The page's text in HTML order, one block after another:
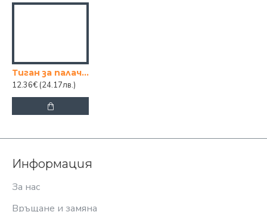
Тиган за палачинки FRIGERELLA STONE 28см.
12.36€ (24.17лв.)
Информация
За нас
Връщане и замяна